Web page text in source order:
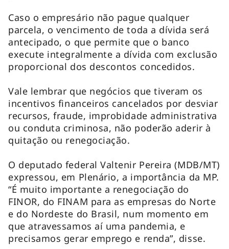
Caso o empresário não pague qualquer
parcela, o vencimento de toda a dívida será
antecipado, o que permite que o banco
execute integralmente a dívida com exclusão
proporcional dos descontos concedidos.
Vale lembrar que negócios que tiveram os
incentivos financeiros cancelados por desviar
recursos, fraude, improbidade administrativa
ou conduta criminosa, não poderão aderir à
quitação ou renegociação.
O deputado federal Valtenir Pereira (MDB/MT)
expressou, em Plenário, a importância da MP.
“É muito importante a renegociação do
FINOR, do FINAM para as empresas do Norte
e do Nordeste do Brasil, num momento em
que atravessamos aí uma pandemia, e
precisamos gerar emprego e renda”, disse.